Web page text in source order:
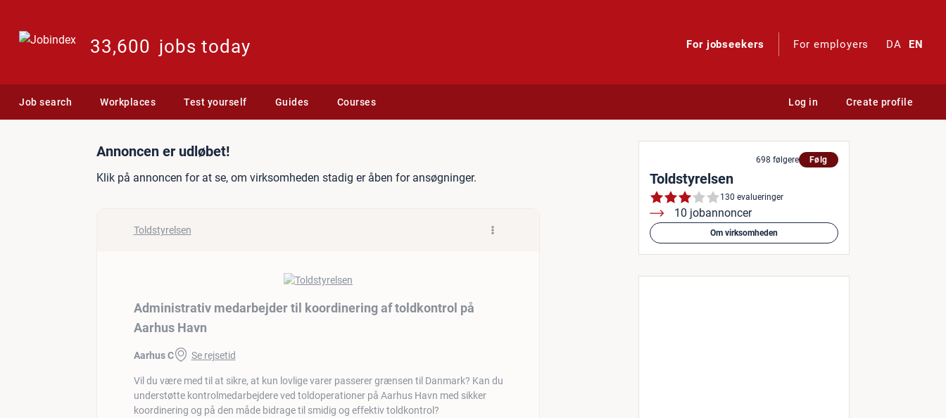
33,600 jobs today For jobseekers For employers DA EN
Job search Workplaces Test yourself Guides Courses Log in Create profile
Jobannonce: Administrativ medarbejder til koordinering af toldkontrol på Aarhus
Annoncen er udløbet!
Klik på annoncen for at se, om virksomheden stadig er åben for ansøgninger.
Toldstyrelsen
Administrativ medarbejder til koordinering af toldkontrol på
Aarhus Havn
Aarhus C Se rejsetid
Vil du være med til at sikre, at kun lovlige varer passerer grænsen til Danmark? Kan du
understøtte kontrolmedarbejdere ved toldoperationer på Aarhus Havn med sikker
koordinering og på den måde bidrage til smidig og effektiv toldkontrol?
698 følgere Følg
Toldstyrelsen
130 evalueringer
10 jobannoncer
Om virksomheden